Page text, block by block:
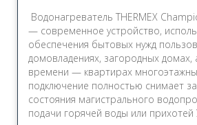
Водонагреватель THERMEX
— современное устройство,
обеспечения бытовых нужд
домовладениях, загородных домах,
времени — квартирах
подключение полностью снимает
состояния магистрального
подачи горячей воды или прихотей